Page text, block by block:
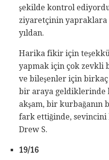
şekilde kontrol
ziyaretçinin yapraklara
yıldan.
Harika fikir için
yapmak için çok zevkli
ve bileşenler için
bir araya
akşam, bir
fark ettiğinde, sevincini
Drew S.
19/16